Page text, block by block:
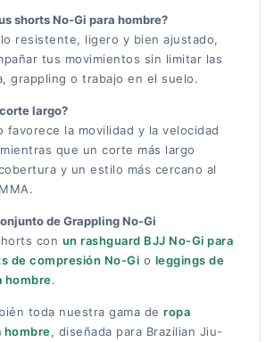
shorts No-Gi para hombre?
resistente, ligero y bien ajustado,
tus movimientos sin limitar las
grappling o trabajo en el suelo.
largo?
favorece la movilidad y la velocidad
que un corte más largo
y un estilo más cercano al
de Grappling No-Gi
con un rashguard BJJ No-Gi para
de compresión No-Gi o leggings de
hombre.
toda nuestra gama de ropa
hombre, diseñada para Brazilian Jiu-